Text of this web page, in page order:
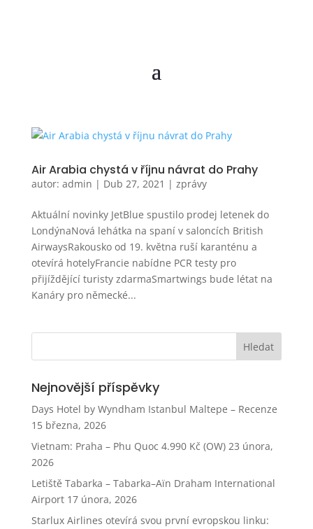
Air Arabia chystá v říjnu návrat do Prahy
autor: admin | Dub 27, 2021 | zprávy
Aktuální novinky JetBlue spustilo prodej letenek do
LondýnaNová lehátka na spaní v saloncích British
AirwaysRakousko od 19. května ruší karanténu a
otevírá hotelyFrancie nabídne PCR testy pro
přijíždějící turisty zdarmaSmartwings bude létat na
Kanáry pro německé...
Nejnovější příspěvky
Days Hotel by Wyndham Istanbul Maltepe – Recenze
15 března, 2026
Vietnam: Praha – Phu Quoc 4.990 Kč (OW) 23 února,
2026
Letiště Tabarka – Tabarka–Aïn Draham International
Airport 17 února, 2026
Starlux Airlines otevírá svou první evropskou linku: